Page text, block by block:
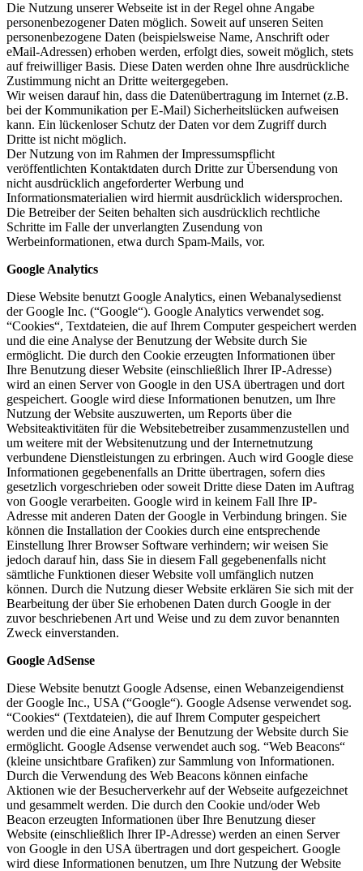
Die Nutzung unserer Webseite ist in der Regel ohne Angabe
personenbezogener Daten möglich. Soweit auf unseren Seiten
personenbezogene Daten (beispielsweise Name, Anschrift oder
eMail-Adressen) erhoben werden, erfolgt dies, soweit möglich, stets
auf freiwilliger Basis. Diese Daten werden ohne Ihre ausdrückliche
Zustimmung nicht an Dritte weitergegeben.
Wir weisen darauf hin, dass die Datenübertragung im Internet (z.B.
bei der Kommunikation per E-Mail) Sicherheitslücken aufweisen
kann. Ein lückenloser Schutz der Daten vor dem Zugriff durch
Dritte ist nicht möglich.
Der Nutzung von im Rahmen der Impressumspflicht
veröffentlichten Kontaktdaten durch Dritte zur Übersendung von
nicht ausdrücklich angeforderter Werbung und
Informationsmaterialien wird hiermit ausdrücklich widersprochen.
Die Betreiber der Seiten behalten sich ausdrücklich rechtliche
Schritte im Falle der unverlangten Zusendung von
Werbeinformationen, etwa durch Spam-Mails, vor.
Google Analytics
Diese Website benutzt Google Analytics, einen Webanalysedienst
der Google Inc. (“Google“). Google Analytics verwendet sog.
“Cookies“, Textdateien, die auf Ihrem Computer gespeichert werden
und die eine Analyse der Benutzung der Website durch Sie
ermöglicht. Die durch den Cookie erzeugten Informationen über
Ihre Benutzung dieser Website (einschließlich Ihrer IP-Adresse)
wird an einen Server von Google in den USA übertragen und dort
gespeichert. Google wird diese Informationen benutzen, um Ihre
Nutzung der Website auszuwerten, um Reports über die
Websiteaktivitäten für die Websitebetreiber zusammenzustellen und
um weitere mit der Websitenutzung und der Internetnutzung
verbundene Dienstleistungen zu erbringen. Auch wird Google diese
Informationen gegebenenfalls an Dritte übertragen, sofern dies
gesetzlich vorgeschrieben oder soweit Dritte diese Daten im Auftrag
von Google verarbeiten. Google wird in keinem Fall Ihre IP-
Adresse mit anderen Daten der Google in Verbindung bringen. Sie
können die Installation der Cookies durch eine entsprechende
Einstellung Ihrer Browser Software verhindern; wir weisen Sie
jedoch darauf hin, dass Sie in diesem Fall gegebenenfalls nicht
sämtliche Funktionen dieser Website voll umfänglich nutzen
können. Durch die Nutzung dieser Website erklären Sie sich mit der
Bearbeitung der über Sie erhobenen Daten durch Google in der
zuvor beschriebenen Art und Weise und zu dem zuvor benannten
Zweck einverstanden.
Google AdSense
Diese Website benutzt Google Adsense, einen Webanzeigendienst
der Google Inc., USA (“Google“). Google Adsense verwendet sog.
“Cookies“ (Textdateien), die auf Ihrem Computer gespeichert
werden und die eine Analyse der Benutzung der Website durch Sie
ermöglicht. Google Adsense verwendet auch sog. “Web Beacons“
(kleine unsichtbare Grafiken) zur Sammlung von Informationen.
Durch die Verwendung des Web Beacons können einfache
Aktionen wie der Besucherverkehr auf der Webseite aufgezeichnet
und gesammelt werden. Die durch den Cookie und/oder Web
Beacon erzeugten Informationen über Ihre Benutzung dieser
Website (einschließlich Ihrer IP-Adresse) werden an einen Server
von Google in den USA übertragen und dort gespeichert. Google
wird diese Informationen benutzen, um Ihre Nutzung der Website